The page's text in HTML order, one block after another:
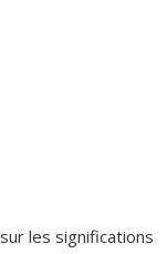
les significations